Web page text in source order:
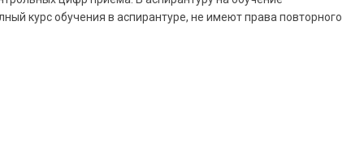
курс обучения в аспирантуре, не имеют права повторного